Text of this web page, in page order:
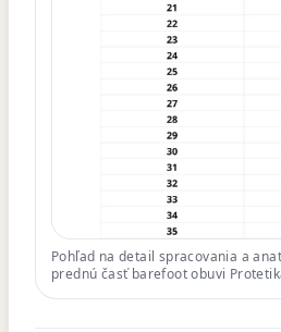
Pohľad na detail spracovania a
prednú časť barefoot obuvi